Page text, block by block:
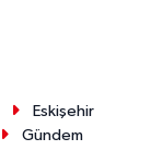
Eskişehir
Gündem